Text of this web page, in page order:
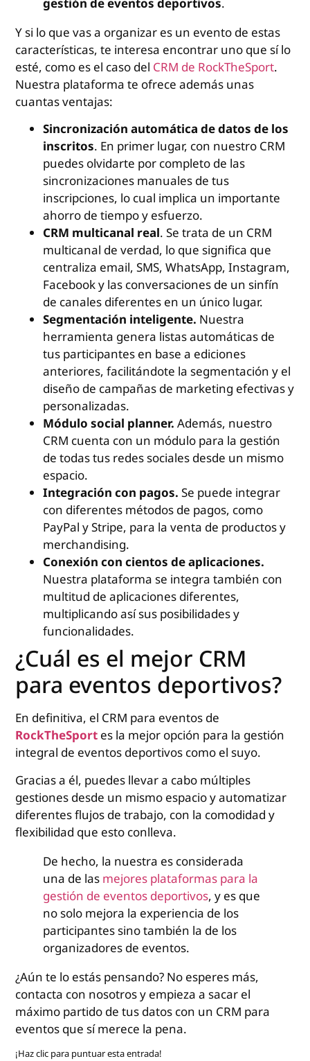
Y si lo que vas a organizar es un evento de estas
características, te interesa encontrar uno que sí lo
esté, como es el caso del CRM de RockTheSport.
Nuestra plataforma te ofrece además unas
cuantas ventajas:
Sincronización automática de datos de los
inscritos. En primer lugar, con nuestro CRM
puedes olvidarte por completo de las
sincronizaciones manuales de tus
inscripciones, lo cual implica un importante
ahorro de tiempo y esfuerzo.
CRM multicanal real. Se trata de un CRM
multicanal de verdad, lo que significa que
centraliza email, SMS, WhatsApp, Instagram,
Facebook y las conversaciones de un sinfín
de canales diferentes en un único lugar.
Segmentación inteligente. Nuestra
herramienta genera listas automáticas de
tus participantes en base a ediciones
anteriores, facilitándote la segmentación y el
diseño de campañas de marketing efectivas y
personalizadas.
Módulo social planner. Además, nuestro
CRM cuenta con un módulo para la gestión
de todas tus redes sociales desde un mismo
espacio.
Integración con pagos. Se puede integrar
con diferentes métodos de pagos, como
PayPal y Stripe, para la venta de productos y
merchandising.
Conexión con cientos de aplicaciones.
Nuestra plataforma se integra también con
multitud de aplicaciones diferentes,
multiplicando así sus posibilidades y
funcionalidades.
¿Cuál es el mejor CRM
para eventos deportivos?
En definitiva, el CRM para eventos de
RockTheSport es la mejor opción para la gestión
integral de eventos deportivos como el suyo.
Gracias a él, puedes llevar a cabo múltiples
gestiones desde un mismo espacio y automatizar
diferentes flujos de trabajo, con la comodidad y
flexibilidad que esto conlleva.
De hecho, la nuestra es considerada
una de las mejores plataformas para la
gestión de eventos deportivos, y es que
no solo mejora la experiencia de los
participantes sino también la de los
organizadores de eventos.
¿Aún te lo estás pensando? No esperes más,
contacta con nosotros y empieza a sacar el
máximo partido de tus datos con un CRM para
eventos que sí merece la pena.
¡Haz clic para puntuar esta entrada!